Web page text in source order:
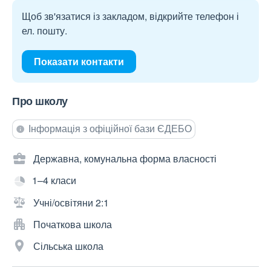
Щоб зв'язатися із закладом, відкрийте телефон і
ел. пошту.
Показати контакти
Про школу
Інформація з офіційної бази ЄДЕБО
Державна, комунальна форма власності
1–4 класи
Учні/освітяни 2:1
Початкова школа
Сільська школа